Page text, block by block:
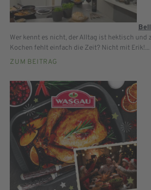
Wer kennt es nicht, der Alltag ist hektisch und
Kochen fehlt einfach die Zeit? Nicht mit Erik!...
ZUM BEITRAG